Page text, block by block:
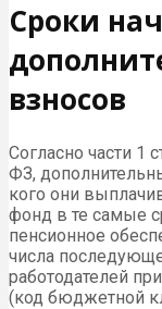
Сроки
взносов
Согласно части 1
ФЗ,
кого они
фонд в те самые
пенсионное
числа
работодателей
(код бюджетной